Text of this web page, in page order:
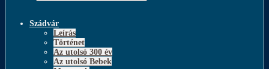
Szádvár
Leírás
Történet
Az utolsó 300 év
Az utolsó Bebek